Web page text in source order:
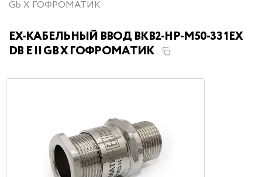
Gb X ГОФРОМАТИК
ЕХ-КАБЕЛЬНЫЙ ВВОД ВКВ2-НР-М50-33 1EX
DB E II GB X ГОФРОМАТИК